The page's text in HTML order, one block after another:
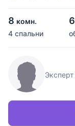
8 комн.
4 спальни